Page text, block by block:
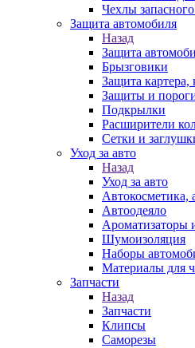
Чехлы запасного
Защита автомобиля
Назад
Защита
Брызговики
Защита картера,
Защиты и
Подкрылки
Расширители
Сетки и
Уход за авто
Назад
Уход за авто
Автокосметика,
Автоодеяло
Ароматизаторы
Шумоизоляция
Наборы
Материалы для
Запчасти
Назад
Запчасти
Клипсы
Саморезы